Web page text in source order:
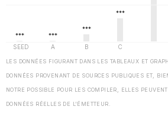
LES DONNÉES FIGURANT DANS LES TABLEAUX ET
DONNÉES PROVENANT DE SOURCES PUBLIQUES ET,
NOTRE POSSIBLE POUR LES COMPILER, ELLES
DONNÉES RÉELLES DE L'ÉMETTEUR.